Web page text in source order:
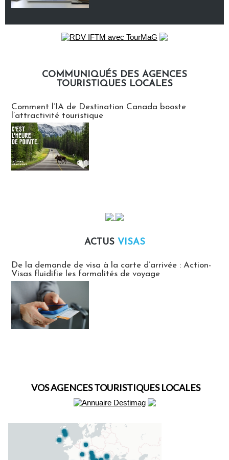
COMMUNIQUÉS DES AGENCES
TOURISTIQUES LOCALES
Comment l’IA de Destination Canada booste
l’attractivité touristique
ACTUS VISAS
De la demande de visa à la carte d’arrivée : Action-
Visas fluidifie les formalités de voyage
VOS AGENCES TOURISTIQUES LOCALES